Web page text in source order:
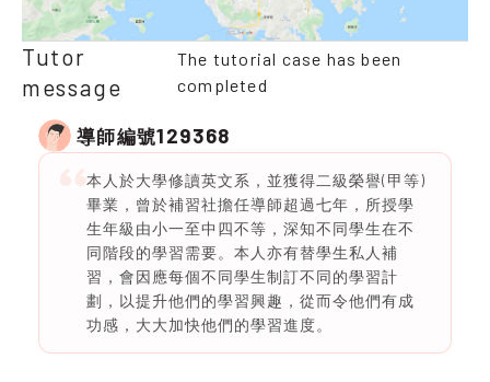
Tutor
message
The tutorial case has been
completed
導師編號129368
本人於大學修讀英文系，並獲得二級榮譽(甲等)
畢業，曾於補習社擔任導師超過七年，所授學
生年級由小一至中四不等，深知不同學生在不
同階段的學習需要。本人亦有替學生私人補
習，會因應每個不同學生制訂不同的學習計
劃，以提升他們的學習興趣，從而令他們有成
功感，大大加快他們的學習進度。